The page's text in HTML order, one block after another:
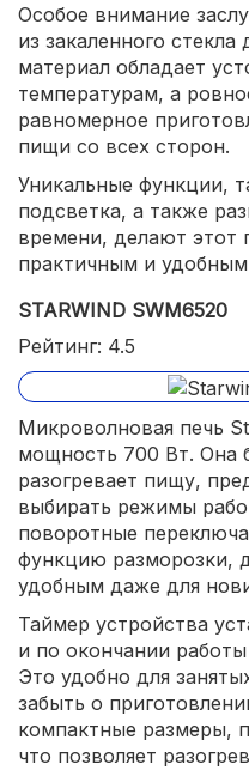
Особое внимание
из закаленного
материал обладает
температурам, а
равномерное
пищи со всех сторон.
Уникальные функции,
подсветка, а также
времени, делают этот
практичным и
STARWIND SWM6520
Рейтинг: 4.5
Микроволновая печь
мощность 700 Вт. Она
разогревает пищу,
выбирать режимы
поворотные
функцию разморозки,
удобным даже для
Таймер устройства
и по окончании
Это удобно для
забыть о
компактные размеры,
что позволяет